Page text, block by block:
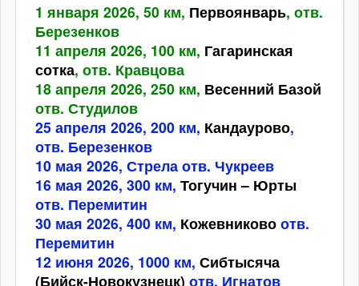
1 января 2026, 50 км, Первоянварь, отв.
Березенков
11 апреля 2026, 100 км, Гагаринская
сотка, отв. Кравцова
18 апреля 2026, 250 км, Весенний Базой
отв. Студилов
25 апреля 2026, 200 км, Кандаурово,
отв. Березенков
10 мая 2026, Стрела отв. Чукреев
16 мая 2026, 300 км, Тогучин – Юрты
отв. Перемитин
30 мая 2026, 400 км, Кожевниковоотв.
Перемитин
12 июня 2026, 1000 км, Сибтысяча
(Бийск-Новокузнецк) отв. Игнатов